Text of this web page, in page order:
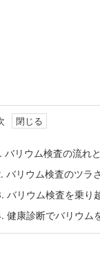
バリウム検査の流れ
バリウム検査のツラ
バリウム検査を乗り
健康診断でバリウム